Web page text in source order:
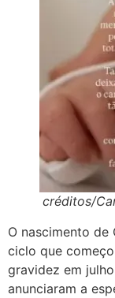
créditos/
O nascimento de
ciclo que
gravidez em
anunciaram a